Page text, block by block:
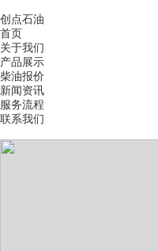
创点石油
首页
关于我们
产品展示
柴油报价
新闻资讯
服务流程
联系我们